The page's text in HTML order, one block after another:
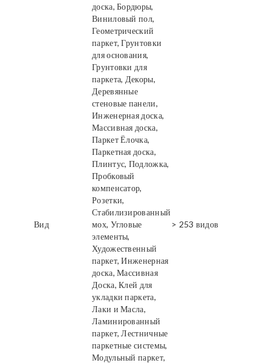
Вид
доска, Бордюры,
Виниловый пол,
Геометрический
паркет, Грунтовки
для основания,
Грунтовки для
паркета, Декоры,
Деревянные
стеновые панели,
Инженерная доска,
Массивная доска,
Паркет Ёлочка,
Паркетная доска,
Плинтус, Подложка,
Пробковый
компенсатор,
Розетки,
Стабилизированный
мох, Угловые
элементы,
Художественный
паркет, Инженерная
доска, Массивная
Доска, Клей для
укладки паркета,
Лаки и Масла,
Ламинированный
паркет, Лестничные
паркетные системы,
Модульный паркет,
> 253 видов